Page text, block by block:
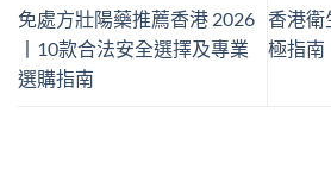
免處方壯陽藥推薦香港 2026
丨10款合法安全選擇及專業
選購指南
香港衛
極指南